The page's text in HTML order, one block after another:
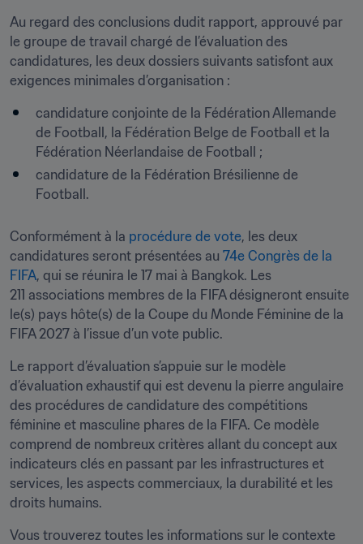
Au regard des conclusions dudit rapport, approuvé par
le groupe de travail chargé de l’évaluation des
candidatures, les deux dossiers suivants satisfont aux
exigences minimales d’organisation :
candidature conjointe de la Fédération Allemande
de Football, la Fédération Belge de Football et la
Fédération Néerlandaise de Football ;
candidature de la Fédération Brésilienne de
Football.
Conformément à la procédure de vote, les deux
candidatures seront présentées au 74e Congrès de la
FIFA, qui se réunira le 17 mai à Bangkok. Les
211 associations membres de la FIFA désigneront ensuite
le(s) pays hôte(s) de la Coupe du Monde Féminine de la
FIFA 2027 à l’issue d’un vote public.
Le rapport d’évaluation s’appuie sur le modèle
d’évaluation exhaustif qui est devenu la pierre angulaire
des procédures de candidature des compétitions
féminine et masculine phares de la FIFA. Ce modèle
comprend de nombreux critères allant du concept aux
indicateurs clés en passant par les infrastructures et
services, les aspects commerciaux, la durabilité et les
droits humains.
Vous trouverez toutes les informations sur le contexte